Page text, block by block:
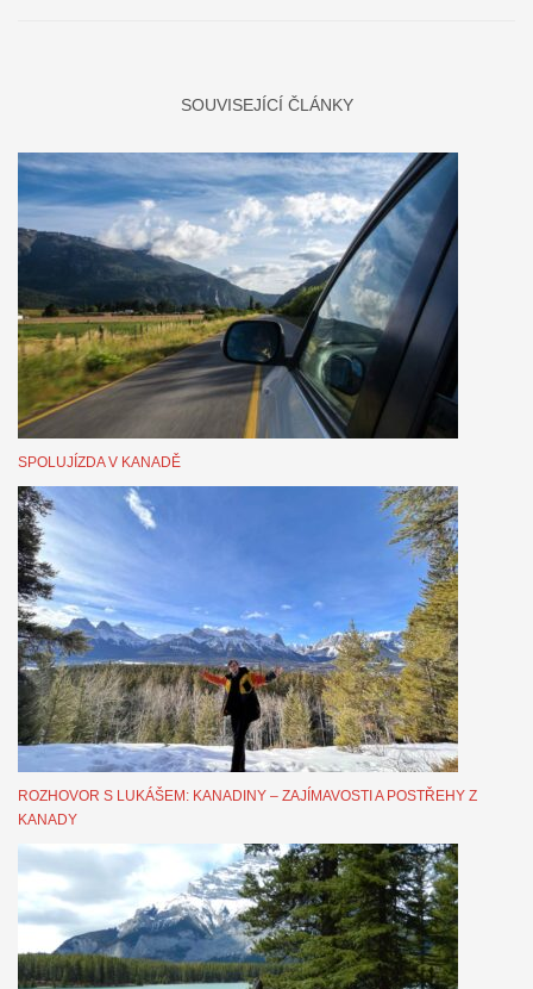
SOUVISEJÍCÍ ČLÁNKY
SPOLUJÍZDA V KANADĚ
ROZHOVOR S LUKÁŠEM: KANADINY – ZAJÍMAVOSTI A POSTŘEHY Z
KANADY